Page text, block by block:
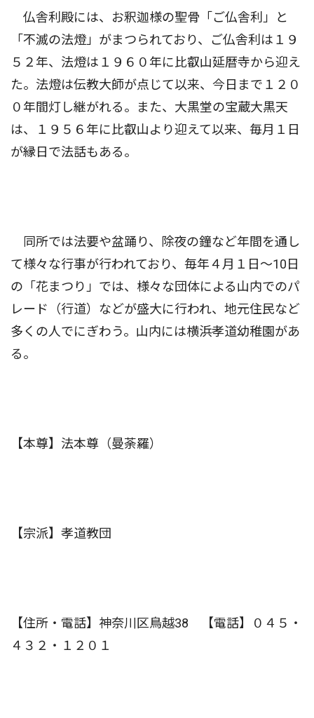
仏舎利殿には、お釈迦様の聖骨「ご仏舎利」と
「不滅の法燈」がまつられており、ご仏舎利は１９
５２年、法燈は１９６０年に比叡山延暦寺から迎え
た。法燈は伝教大師が点じて以来、今日まで１２０
０年間灯し継がれる。また、大黒堂の宝蔵大黒天
は、１９５６年に比叡山より迎えて以来、毎月１日
が縁日で法話もある。
同所では法要や盆踊り、除夜の鐘など年間を通し
て様々な行事が行われており、毎年４月１日〜10日
の「花まつり」では、様々な団体による山内でのパ
レード（行道）などが盛大に行われ、地元住民など
多くの人でにぎわう。山内には横浜孝道幼稚園があ
る。
【本尊】法本尊（曼荼羅）
【宗派】孝道教団
【住所・電話】神奈川区鳥越38 【電話】０４５・
４３２・１２０１